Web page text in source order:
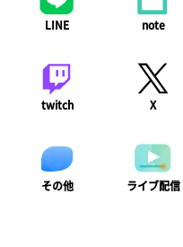
LINE note
twitch X
その他 ライブ配信